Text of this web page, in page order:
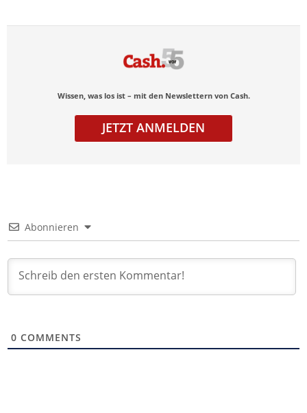
Wissen, was los ist – mit den Newslettern von Cash.
JETZT ANMELDEN
Abonnieren
0 COMMENTS